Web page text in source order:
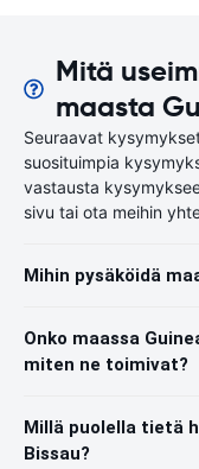
Mitä
maasta
Seuraavat
suosituimpia
vastausta
sivu tai ota meihin
Mihin pysäköidä
Onko maassa
miten ne toimivat?
Millä puolella tietä
Bissau?